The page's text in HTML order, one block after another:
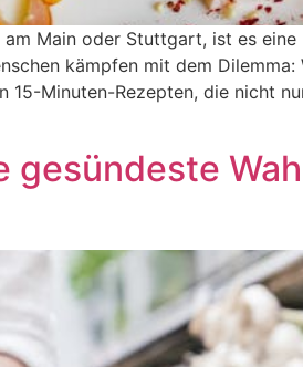
Main oder Stuttgart, ist es eine
kämpfen mit dem
Minuten-Rezepten, die nicht